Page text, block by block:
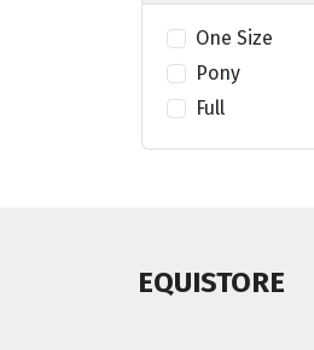
One Size
Pony
Full
EQUISTORE